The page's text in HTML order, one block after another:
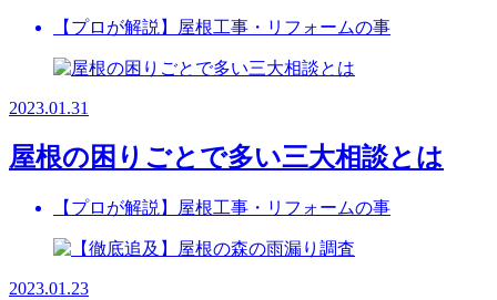
【プロが解説】屋根工事・リフォームの事
2023.01.31
屋根の困りごとで多い三大相談とは
【プロが解説】屋根工事・リフォームの事
2023.01.23